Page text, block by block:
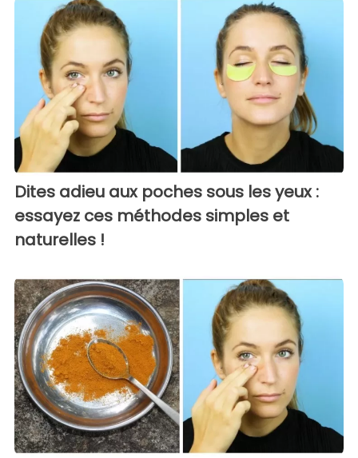
Dites adieu aux poches sous les yeux :
essayez ces méthodes simples et
naturelles !